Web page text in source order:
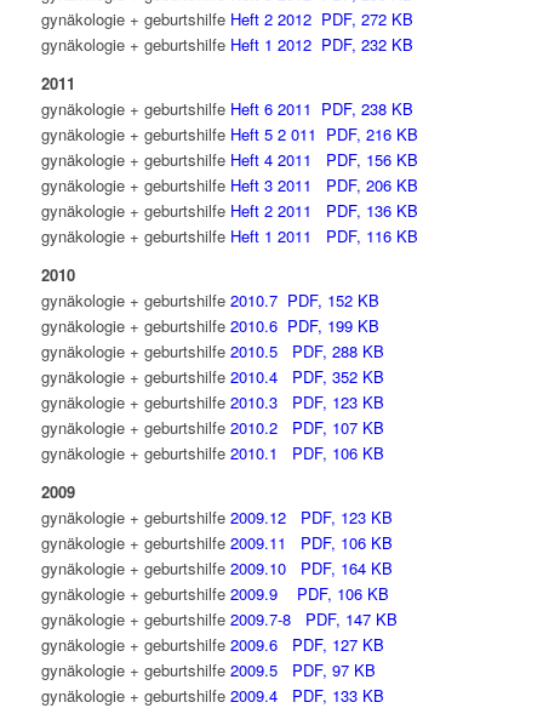
gynäkologie + geburtshilfe Heft 2 2012 PDF, 272 KB
gynäkologie + geburtshilfe Heft 1 2012 PDF, 232 KB
2011
gynäkologie + geburtshilfe Heft 6 2011 PDF, 238 KB
gynäkologie + geburtshilfe Heft 5 2 011 PDF, 216 KB
gynäkologie + geburtshilfe Heft 4 2011 PDF, 156 KB
gynäkologie + geburtshilfe Heft 3 2011 PDF, 206 KB
gynäkologie + geburtshilfe Heft 2 2011 PDF, 136 KB
gynäkologie + geburtshilfe Heft 1 2011 PDF, 116 KB
2010
gynäkologie + geburtshilfe 2010.7 PDF, 152 KB
gynäkologie + geburtshilfe 2010.6 PDF, 199 KB
gynäkologie + geburtshilfe 2010.5 PDF, 288 KB
gynäkologie + geburtshilfe 2010.4 PDF, 352 KB
gynäkologie + geburtshilfe 2010.3 PDF, 123 KB
gynäkologie + geburtshilfe 2010.2 PDF, 107 KB
gynäkologie + geburtshilfe 2010.1 PDF, 106 KB
2009
gynäkologie + geburtshilfe 2009.12 PDF, 123 KB
gynäkologie + geburtshilfe 2009.11 PDF, 106 KB
gynäkologie + geburtshilfe 2009.10 PDF, 164 KB
gynäkologie + geburtshilfe 2009.9 PDF, 106 KB
gynäkologie + geburtshilfe 2009.7-8 PDF, 147 KB
gynäkologie + geburtshilfe 2009.6 PDF, 127 KB
gynäkologie + geburtshilfe 2009.5 PDF, 97 KB
gynäkologie + geburtshilfe 2009.4 PDF, 133 KB